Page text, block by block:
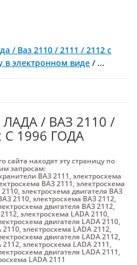
/ Ваз 2110 / 2111 / 2112 с
в электронном виде / ...
/ ВАЗ 2110 /
С 1996 ГОДА
находят эту страницу по
запросам:
ВАЗ 2111,электросхема
ВАЗ 2111,электросхема
,электросхема двигателя ВАЗ
2110,электросхема ВАЗ 2112,
двигателя ВАЗ 2112,
,электросхема LADA 2110,
двигателя LADA 2110,
2110,электросхема LADA 2112,
двигателя LADA 2112,
2112,электросхема LADA 2111,
двигателя LADA 2111,
LADA 2111